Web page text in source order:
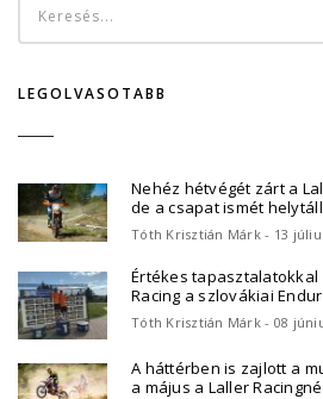
LEGOLVASOTABB
Nehéz hétvégét zárt a
de a csapat ismét
Tóth Krisztián Márk - 13
Értékes
Racing a szlovákiai
Tóth Krisztián Márk - 08
A háttérben is zajlott a
a május a Laller Racingné